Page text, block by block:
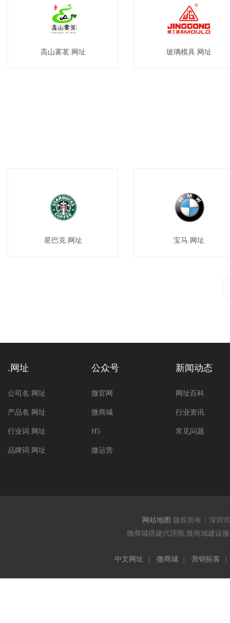
高山雾茗.网址 玻璃模具.网址
星巴克.网址 宝马.网址
.网址
公司名.网址
产品名.网址
行业词.网址
品牌词.网址
公众号
微官网
微商城
H5
微运营
新闻动态
网址百科
行业资讯
常见问题
网站地图 版权所有：深圳
微商城搭建代理商,微商城建设
中文网址 微商城 营销拓客